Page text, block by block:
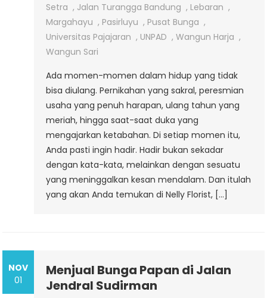
Di
Jalan
Margaasih
Setra , Jalan Turangga Bandung , Lebaran ,
Margahayu , Pasirluyu , Pusat Bunga ,
Universitas Pajajaran , UNPAD ,Wangun Harja ,
Wangun Sari
Ada momen-momen dalam hidup yang tidak
bisa diulang. Pernikahan yang sakral, peresmian
usaha yang penuh harapan, ulang tahun yang
meriah, hingga saat-saat duka yang
mengajarkan ketabahan. Di setiap momen itu,
Anda pasti ingin hadir. Hadir bukan sekadar
dengan kata-kata, melainkan dengan sesuatu
yang meninggalkan kesan mendalam. Dan itulah
yang akan Anda temukan di Nelly Florist, […]
NOV
01
Menjual Bunga Papan di Jalan
Jendral Sudirman